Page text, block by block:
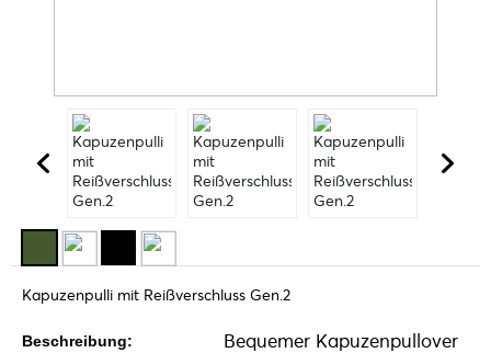
Kapuzenpulli mit Reißverschluss Gen.2
Beschreibung:
Bequemer Kapuzenpullover